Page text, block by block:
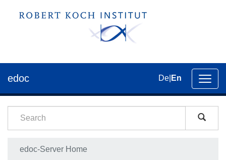
edoc De En
edoc-Server Home